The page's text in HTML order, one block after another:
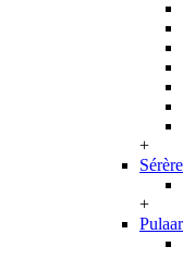
+
Sérère
+